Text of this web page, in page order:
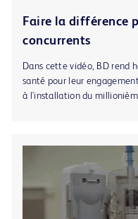
Faire la différence
concurrents
Dans cette vidéo, BD rend
santé pour leur
à l'installation du